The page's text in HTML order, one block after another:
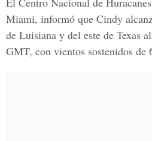
Miami, informó que Cindy
de Luisiana y del este de Texas
GMT, con vientos sostenidos de